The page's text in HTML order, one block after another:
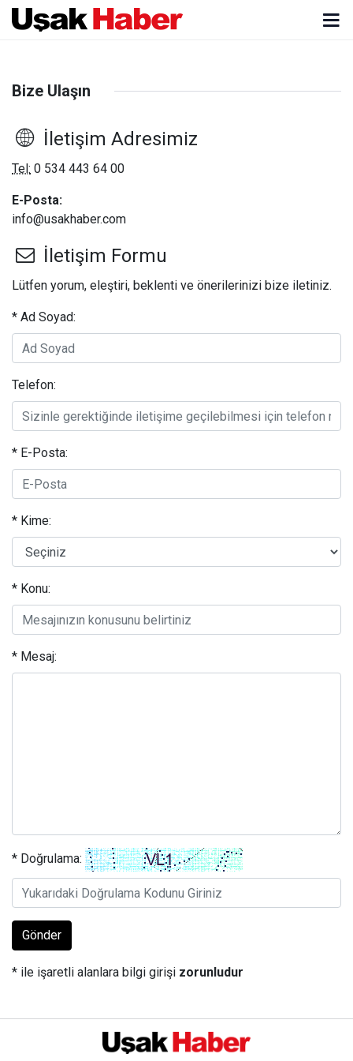
Bize Ulaşın
İletişim Adresimiz
Tel: 0 534 443 64 00
E-Posta:
info@usakhaber.com
İletişim Formu
Lütfen yorum, eleştiri, beklenti ve önerilerinizi bize iletiniz.
* Ad Soyad:
Telefon:
* E-Posta:
* Kime:
* Konu:
* Mesaj:
* Doğrulama:
Gönder
* ile işaretli alanlara bilgi girişi zorunludur